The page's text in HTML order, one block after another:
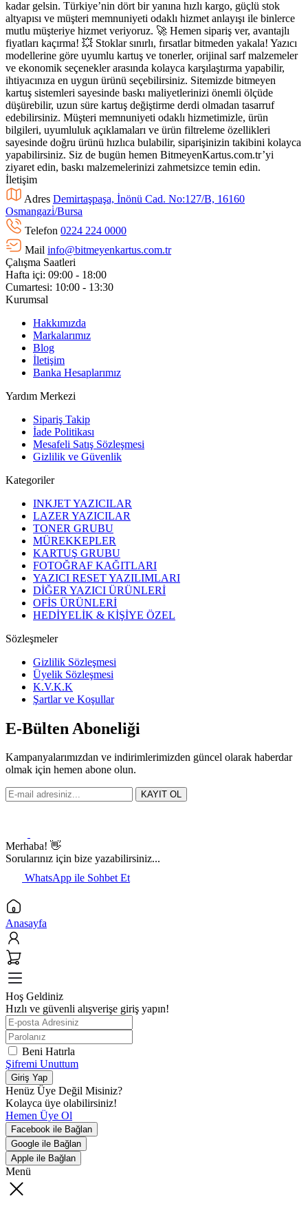
kadar gelsin. Türkiye’nin dört bir yanına hızlı kargo, güçlü stok
altyapısı ve müşteri memnuniyeti odaklı hizmet anlayışı ile binlerce
mutlu müşteriye hizmet veriyoruz. 🚀 Hemen sipariş ver, avantajlı
fiyatları kaçırma! 💥 Stoklar sınırlı, fırsatlar bitmeden yakala! Yazıcı
modellerine göre uyumlu kartuş ve tonerler, orijinal sarf malzemeler
ve ekonomik seçenekler arasında kolayca karşılaştırma yapabilir,
ihtiyacınıza en uygun ürünü seçebilirsiniz. Sitemizde bitmeyen
kartuş sistemleri sayesinde baskı maliyetlerinizi önemli ölçüde
düşürebilir, uzun süre kartuş değiştirme derdi olmadan tasarruf
edebilirsiniz. Müşteri memnuniyeti odaklı hizmetimizle, ürün
bilgileri, uyumluluk açıklamaları ve ürün filtreleme özellikleri
sayesinde doğru ürünü hızlıca bulabilir, siparişinizin takibini kolayca
yapabilirsiniz. Siz de bugün hemen BitmeyenKartus.com.tr’yi
ziyaret edin, baskı malzemelerinizi zahmetsizce temin edin.
İletişim
Adres Demirtaşpaşa, İnönü Cad. No:127/B, 16160
Osmangazi̇/Bursa
Telefon 0224 224 0000
Mail info@bitmeyenkartus.com.tr
Çalışma Saatleri
Hafta içi: 09:00 - 18:00
Cumartesi: 10:00 - 13:30
Kurumsal
Hakkımızda
Markalarımız
Blog
İletişim
Banka Hesaplarımız
Yardım Merkezi
Sipariş Takip
İade Politikası
Mesafeli Satış Sözleşmesi
Gizlilik ve Güvenlik
Kategoriler
INKJET YAZICILAR
LAZER YAZICILAR
TONER GRUBU
MÜREKKEPLER
KARTUŞ GRUBU
FOTOĞRAF KAĞITLARI
YAZICI RESET YAZILIMLARI
DİĞER YAZICI ÜRÜNLERİ
OFİS ÜRÜNLERİ
HEDİYELİK & KİŞİYE ÖZEL
Sözleşmeler
Gizlilik Sözleşmesi
Üyelik Sözleşmesi
K.V.K.K
Şartlar ve Koşullar
E-Bülten Aboneliği
Kampanyalarımızdan ve indirimlerimizden güncel olarak haberdar
olmak için hemen abone olun.
KAYIT OL
Merhaba! 👋
Sorularınız için bize yazabilirsiniz...
WhatsApp ile Sohbet Et
Anasayfa
Hoş Geldiniz
Hızlı ve güvenli alışverişe giriş yapın!
Beni Hatırla
Şifremi Unuttum
Giriş Yap
Henüz Üye Değil Misiniz?
Kolayca üye olabilirsiniz!
Hemen Üye Ol
Facebook ile Bağlan
Google ile Bağlan
Apple ile Bağlan
Menü